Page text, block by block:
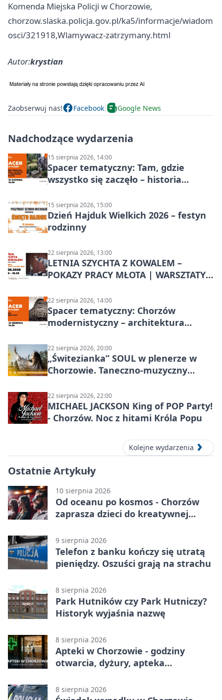
Komenda Miejska Policji w Chorzowie,
chorzow.slaska.policja.gov.pl/ka5/informacje/wiadom
osci/321918,Wlamywacz-zatrzymany.html
Autor:krystian
Zaobserwuj nas! Facebook Google News
Nadchodzące wydarzenia
15 sierpnia 2026, 14:00
Spacer tematyczny: Tam, gdzie
wszystko się zaczęło – historia
15 sierpnia 2026, 15:00
Dzień Hajduk Wielkich 2026 – festyn
rodzinny
22 sierpnia 2026, 13:00
LETNIA SZYCHTA Z KOWALEM –
POKAZY PRACY MŁOTA | WARSZTATY
22 sierpnia 2026, 14:00
Spacer tematyczny: Chorzów
modernistyczny – architektura
22 sierpnia 2026, 20:00
„Świtezianka” SOUL w plenerze w
Chorzowie. Taneczno-muzyczny
22 sierpnia 2026, 22:00
MICHAEL JACKSON King of POP Party!
- Chorzów. Noc z hitami Króla Popu
Kolejne wydarzenia
Ostatnie Artykuły
10 sierpnia 2026
Od oceanu po kosmos - Chorzów
zaprasza dzieci do kreatywnej
9 sierpnia 2026
Telefon z banku kończy się utratą
pieniędzy. Oszuści grają na strachu
8 sierpnia 2026
Park Hutników czy Park Hutniczy?
Historyk wyjaśnia nazwę
8 sierpnia 2026
Apteki w Chorzowie - godziny
otwarcia, dyżury, apteka
8 sierpnia 2026